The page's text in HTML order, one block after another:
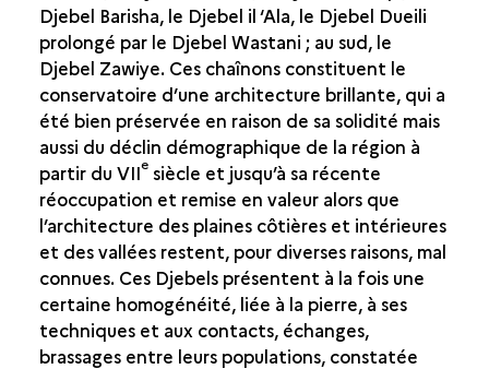
Djebel Barisha, le Djebel il ‘Ala, le Djebel Dueili
prolongé par le Djebel Wastani ; au sud, le
Djebel Zawiye. Ces chaînons constituent le
conservatoire d’une architecture brillante, qui a
été bien préservée en raison de sa solidité mais
aussi du déclin démographique de la région à
partir du VIIesiècle et jusqu’à sa récente
réoccupation et remise en valeur alors que
l’architecture des plaines côtières et intérieures
et des vallées restent, pour diverses raisons, mal
connues. Ces Djebels présentent à la fois une
certaine homogénéité, liée à la pierre, à ses
techniques et aux contacts, échanges,
brassages entre leurs populations, constatée